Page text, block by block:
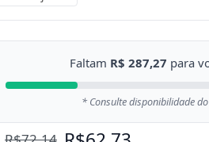
Faltam R$ 287,27 para
* Consulte disponibilidade